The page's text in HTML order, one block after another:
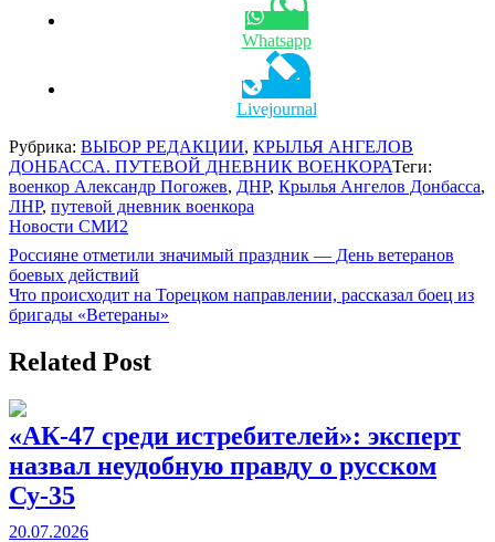
Whatsapp
Livejournal
Рубрика: ВЫБОР РЕДАКЦИИ, КРЫЛЬЯ АНГЕЛОВ
ДОНБАССА. ПУТЕВОЙ ДНЕВНИК ВОЕНКОРАТеги:
военкор Александр Погожев, ДНР, Крылья Ангелов Донбасса,
ЛНР, путевой дневник военкора
Новости СМИ2
Навигация
по
записям
Россияне отметили значимый праздник — День ветеранов
боевых действий
Что происходит на Торецком направлении, рассказал боец из
бригады «Ветераны»
Related Post
«АК-47 среди истребителей»: эксперт
назвал неудобную правду о русском
Су-35
20.07.2026